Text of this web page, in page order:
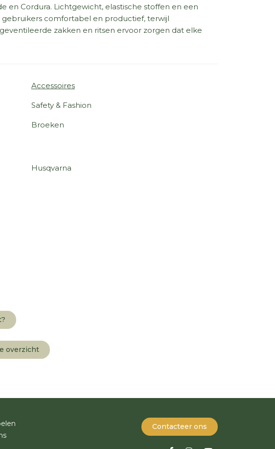
en Cordura. Lichtgewicht, elastische stoffen en een
comfortabel en productief, terwijl
zakken en ritsen ervoor zorgen dat elke
Accessoires
Safety & Fashion
Broeken
Husqvarna
overzicht
Contacteer ons